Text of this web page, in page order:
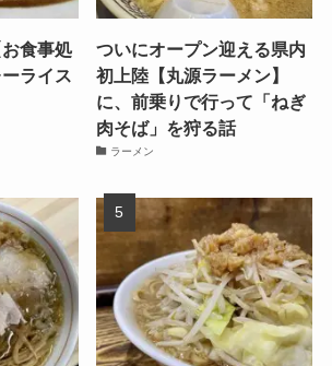
食事処
ライス
ついにオープン迎える県内
初上陸【丸源ラーメン】
に、前乗りで行って「ねぎ
肉そば」を狩る話
ラーメン